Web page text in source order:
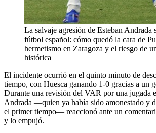
La salvaje agresión de Esteban Andrada
fútbol español: cómo quedó la cara de
hermetismo en Zaragoza y el riesgo de
histórica
El incidente ocurrió en el quinto minuto de
tiempo, con Huesca ganando 1-0 gracias a un
Durante una revisión del VAR por una jugada
Andrada —quien ya había sido amonestado y
el primer tiempo— reaccionó ante un
y lo empujó.